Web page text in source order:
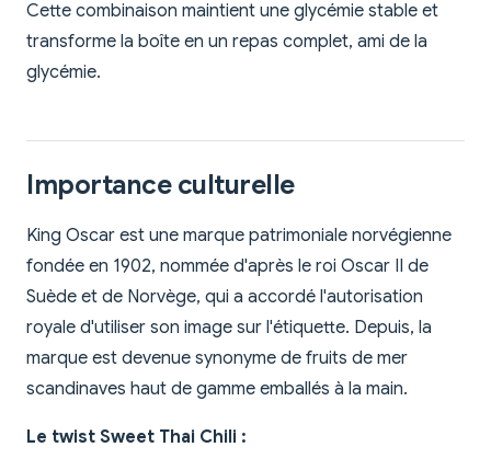
Cette combinaison maintient une glycémie stable et
transforme la boîte en un repas complet, ami de la
glycémie.
Importance culturelle
King Oscar est une marque patrimoniale norvégienne
fondée en 1902, nommée d'après le roi Oscar II de
Suède et de Norvège, qui a accordé l'autorisation
royale d'utiliser son image sur l'étiquette. Depuis, la
marque est devenue synonyme de fruits de mer
scandinaves haut de gamme emballés à la main.
Le twist Sweet Thai Chili :